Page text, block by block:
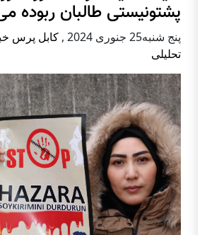
پشتونیستی طالبان ربوده
پنج شنبه25 جنوری 2024 , کابل پرس
تحلیلی